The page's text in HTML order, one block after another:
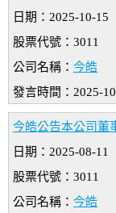
日期：2025-10-15
股票代號：3011
公司名稱： 今皓
發言時間：2025-
今皓公告本公司董
日期：2025-08-11
股票代號：3011
公司名稱： 今皓